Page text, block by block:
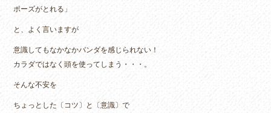
ポーズがとれる」
と、よく言いますが
意識してもなかなかバンダを感じられない！
カラダではなく頭を使ってしまう・・・。
そんな不安を
ちょっとした〔コツ〕と〔意識〕で